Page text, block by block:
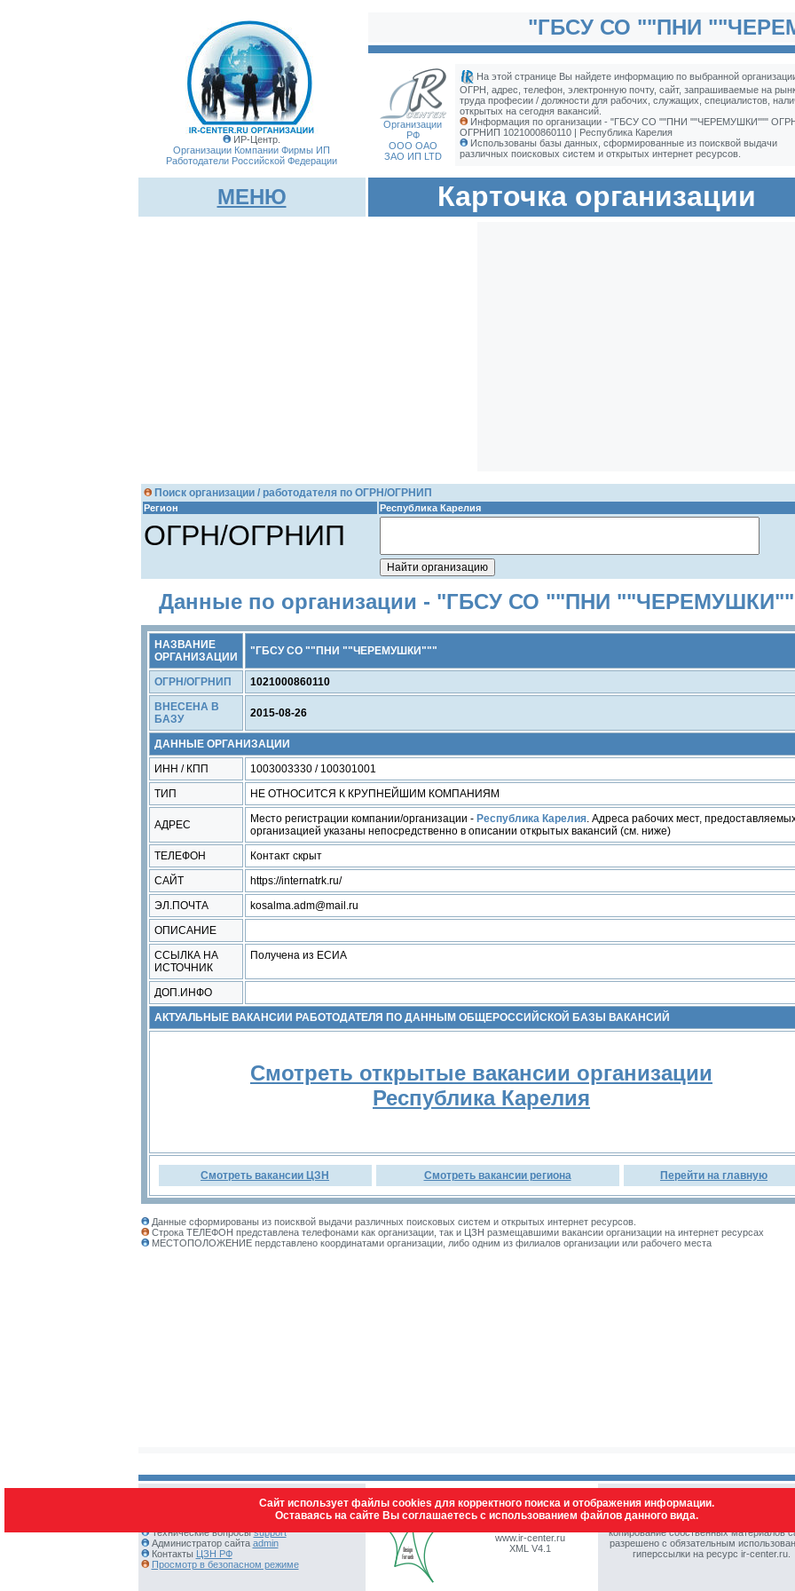
ИР-Центр.
Организации Компании Фирмы ИП
Работодатели Российской Федерации
"ГБСУ СО ""ПНИ
Организации
РФ
ООО ОАО
ЗАО ИП LTD
На этой странице Вы найдете информацию по выбранной
ОГРН, адрес, телефон, электронную почту, сайт, запрашиваемые на
труда професии / должности для рабочих, служащих, специалистов,
открытых на сегодня вакансий.
Информация по организации - "ГБСУ СО ""ПНИ ""ЧЕРЕМУШКИ"""
ОГРНИП 1021000860110 | Республика Карелия
Использованы базы данных, сформированные из поисквой выдачи
различных поисковых систем и открытых интернет ресурсов.
МЕНЮ Карточка организации
Поиск организации / работодателя по ОГРН/ОГРНИП
Регион Республика Карелия
ОГРН/ОГРНИП
Данные по организации - "ГБСУ СО ""ПНИ
НАЗВАНИЕ
ОРГАНИЗАЦИИ
"ГБСУ СО ""ПНИ ""ЧЕРЕМУШКИ"""
ОГРН/ОГРНИП
1021000860110
ВНЕСЕНА В
БАЗУ
2015-08-26
ДАННЫЕ ОРГАНИЗАЦИИ
ИНН / КПП
1003003330 / 100301001
ТИП
НЕ ОТНОСИТСЯ К КРУПНЕЙШИМ КОМПАНИЯМ
АДРЕС Место регистрации компании/организации - Республика Карелия. Адреса рабочих мест,
организацией указаны непосредственно в описании открытых вакансий (см. ниже)
ТЕЛЕФОН
Контакт скрыт
САЙТ
https://internatrk.ru/
ЭЛ.ПОЧТА
kosalma.adm@mail.ru
ОПИСАНИЕ
ССЫЛКА НА
ИСТОЧНИК
Получена из ЕСИА
ДОП.ИНФО
АКТУАЛЬНЫЕ ВАКАНСИИ РАБОТОДАТЕЛЯ ПО ДАННЫМ ОБЩЕРОССИЙСКОЙ БАЗЫ ВАКАНСИЙ
Смотреть открытые вакансии организации
Республика Карелия
Смотреть вакансии ЦЗН Смотреть вакансии региона Перейти на главную
Данные сформированы из поисквой выдачи различных поисковых систем и открытых интернет ресурсов.
Строка ТЕЛЕФОН представлена телефонами как организации, так и ЦЗН размещавшими вакансии организации на интернет ресурсах
МЕСТОПОЛОЖЕНИЕ пердставлено координатами организации, либо одним из филиалов организации или рабочего места
Технические вопросыsupport
Администратор сайта admin
Контакты ЦЗН РФ
Просмотр в безопасном режиме
www.ir-center.ru
XML V4.1
© Все права защищены. Полное или
копирование собственных материалов
разрешено с обязательным
гиперссылки на ресурс ir-center.ru.
Сайт использует файлы cookies для корректного поиска и отображения информации.
Оставаясь на сайте Вы соглашаетесь с использованием файлов данного вида.